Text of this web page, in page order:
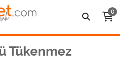
0
Tükenmez